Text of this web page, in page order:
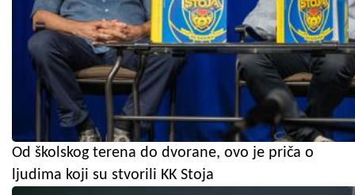
Od školskog terena do dvorane, ovo je priča o
ljudima koji su stvorili KK Stoja